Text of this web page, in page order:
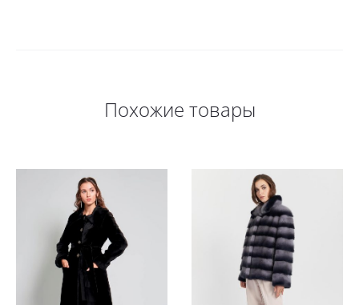
Похожие товары